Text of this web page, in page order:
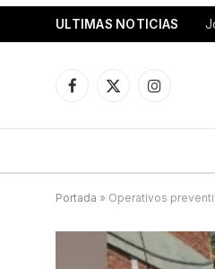
ULTIMAS NOTICIAS
Facebook
X
Instagram
Portada » Operativos